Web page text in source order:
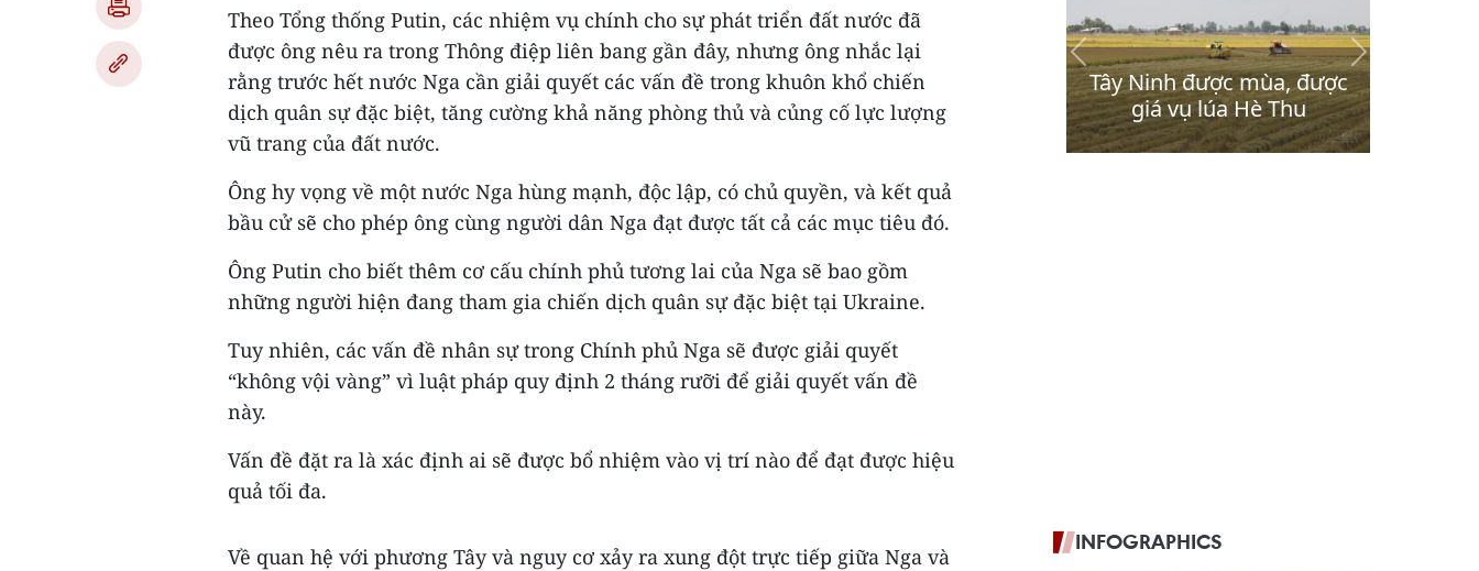
Theo Tổng thống Putin, các nhiệm vụ chính cho sự phát triển đất nước đã
được ông nêu ra trong Thông điệp liên bang gần đây, nhưng ông nhắc lại
rằng trước hết nước Nga cần giải quyết các vấn đề trong khuôn khổ chiến
dịch quân sự đặc biệt, tăng cường khả năng phòng thủ và củng cố lực lượng
vũ trang của đất nước.
Ông hy vọng về một nước Nga hùng mạnh, độc lập, có chủ quyền, và kết quả
bầu cử sẽ cho phép ông cùng người dân Nga đạt được tất cả các mục tiêu đó.
Ông Putin cho biết thêm cơ cấu chính phủ tương lai của Nga sẽ bao gồm
những người hiện đang tham gia chiến dịch quân sự đặc biệt tại Ukraine.
Tuy nhiên, các vấn đề nhân sự trong Chính phủ Nga sẽ được giải quyết
“không vội vàng” vì luật pháp quy định 2 tháng rưỡi để giải quyết vấn đề
này.
Vấn đề đặt ra là xác định ai sẽ được bổ nhiệm vào vị trí nào để đạt được hiệu
quả tối đa.
Về quan hệ với phương Tây và nguy cơ xảy ra xung đột trực tiếp giữa Nga và
INFOGRAPHICS